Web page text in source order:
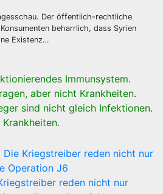
Der öffentlich-rechtliche
beharrlich, dass Syrien
Existenz…
Immunsystem.
aber nicht Krankheiten.
sind nicht gleich Infektionen.
Die Kriegstreiber reden nicht nur
Operation J6
reden nicht nur